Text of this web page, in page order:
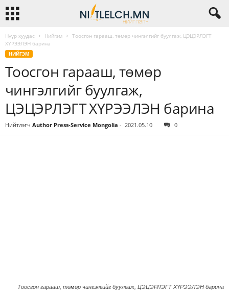
Нүүр хуудас Нийгэм
Тоосгон гарааш, төмөр чингэлгийг буулгаж, ЦЭЦЭРЛЭГТ
ХҮРЭЭЛЭН барина
НИЙГЭМ
Тоосгон гарааш, төмөр
чингэлгийг буулгаж,
ЦЭЦЭРЛЭГТ ХҮРЭЭЛЭН барина
Нийтлэгч Author Press-Service Mongolia - 2021.05.10 0
Тоосгон гарааш, төмөр чингэлгийг буулгаж, ЦЭЦЭРЛЭГТ ХҮРЭЭЛЭН барина